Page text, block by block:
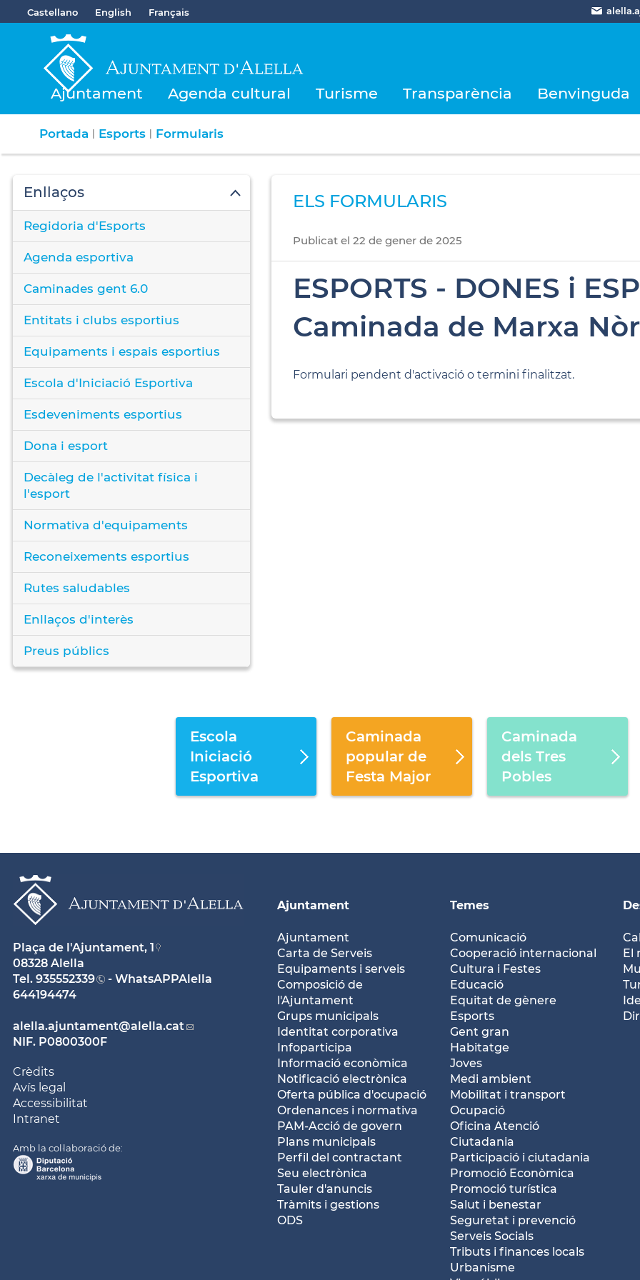
Castellano English Français
Ajuntament Agenda cultural Turisme Transparència Benvinguda
Portada | Esports | Formularis
Enllaços
Regidoria d'Esports
Agenda esportiva
Caminades gent 6.0
Entitats i clubs esportius
Equipaments i espais esportius
Escola d'Iniciació Esportiva
Esdeveniments esportius
Dona i esport
Decàleg de l'activitat física i
l'esport
Normativa d'equipaments
Reconeixements esportius
Rutes saludables
Enllaços d'interès
Preus públics
ELS FORMULARIS
Publicat el 22 degener de2025
ESPORTS - DONES i
Caminada de Marxa
Formulari pendent d'activació o termini finalitzat.
Escola
Iniciació
Esportiva
Caminada
popular de
Festa Major
Caminada
dels Tres
Pobles
Ajuntament
Ajuntament
Carta de Serveis
Equipaments i serveis
Composició de
l'Ajuntament
Grups municipals
Identitat corporativa
Infoparticipa
Informació econòmica
Notificació electrònica
Oferta pública d'ocupació
Ordenances i normativa
PAM-Acció de govern
Plans municipals
Perfil del contractant
Seu electrònica
Tauler d'anuncis
Tràmits i gestions
ODS
Temes
Comunicació
Cooperació internacional
Cultura i Festes
Educació
Equitat de gènere
Esports
Gent gran
Habitatge
Joves
Medi ambient
Mobilitat i transport
Ocupació
Oficina Atenció
Ciutadania
Participació i ciutadania
Promoció Econòmica
Promoció turística
Salut i benestar
Seguretat i prevenció
Serveis Socials
Tributs i finances locals
Urbanisme
El
Plaça de l'Ajuntament, 1
08328 Alella
Tel. 935552339
- WhatsAPPAlella
644194474
alella.ajuntament@alella.cat
NIF. P0800300F
Crèdits
Avís legal
Accessibilitat
Intranet
Amb la col·laboració de: